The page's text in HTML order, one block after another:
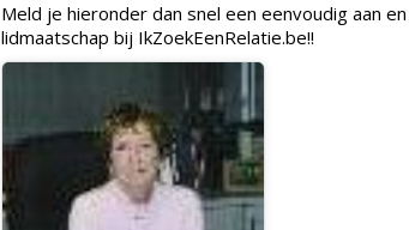
Meld je hieronder dan snel een eenvoudig aan
lidmaatschap bij IkZoekEenRelatie.be!!